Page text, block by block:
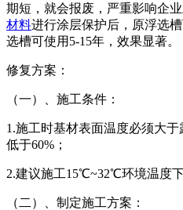
期短，就会报废，严重影响企
材料进行涂层保护后，原浮选
选槽可使用5-15年，效果显著。
修复方案：
（一）、施工条件：
1.施工时基材表面温度必须大
低于60%；
2.建议施工15℃~32℃环境温度下
（二）、制定施工方案：